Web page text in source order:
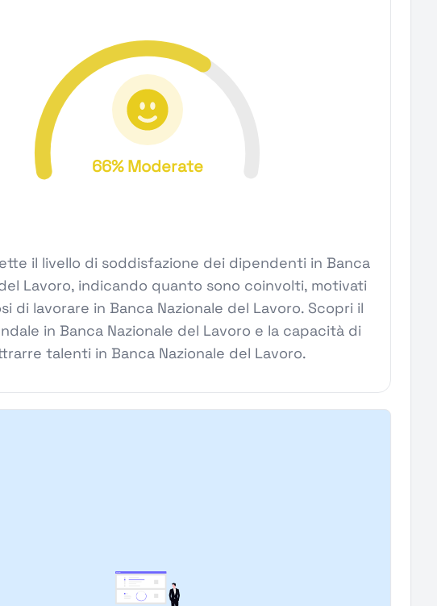
66% Moderate
il livello di soddisfazione dei dipendenti in Banca
Lavoro, indicando quanto sono coinvolti, motivati
di lavorare in Banca Nazionale del Lavoro. Scopri il
in Banca Nazionale del Lavoro e la capacità di
talenti in Banca Nazionale del Lavoro.